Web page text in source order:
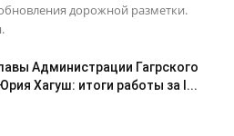
дорожной разметки.
Администрации Гагрского
Хагуш: итоги работы за I...